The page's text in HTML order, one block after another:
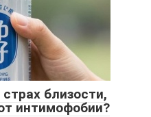
близости,
интимофобии?